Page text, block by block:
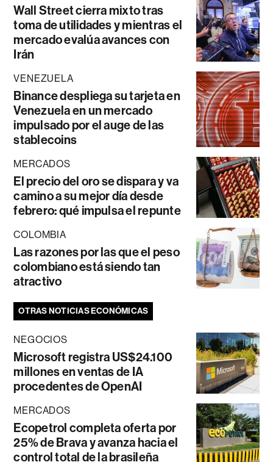
Wall Street cierra mixto tras
toma de utilidades y mientras el
mercado evalúa avances con
Irán
VENEZUELA
Binance despliega su tarjeta en
Venezuela en un mercado
impulsado por el auge de las
stablecoins
MERCADOS
El precio del oro se dispara y va
camino a su mejor día desde
febrero: qué impulsa el repunte
COLOMBIA
Las razones por las que el peso
colombiano está siendo tan
atractivo
OTRAS NOTICIAS ECONÓMICAS
NEGOCIOS
Microsoft registra US$24.100
millones en ventas de IA
procedentes de OpenAI
MERCADOS
Ecopetrol completa oferta por
25% de Brava y avanza hacia el
control total de la brasileña